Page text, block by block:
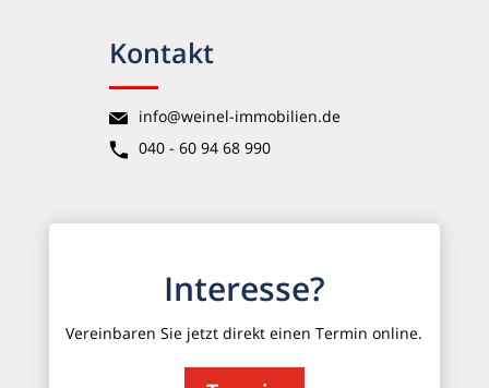
Kontakt
info@weinel-immobilien.de
040 - 60 94 68 990
Interesse?
Vereinbaren Sie jetzt direkt einen Termin online.